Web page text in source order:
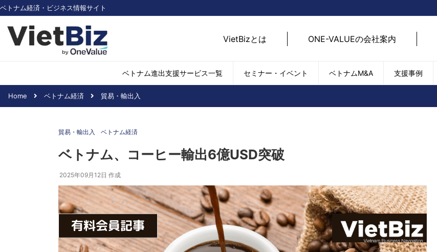
ベトナム経済・ビジネス情報サイト
VietBizとは ONE-VALUEの会社案内
ベトナム進出支援サービス一覧 セミナー・イベント ベトナムM&A 支援事例
日用消費・小売
デジタル経済・IT
物流・倉庫
アパレル
加工食品
化学・素材
Home ベトナム経済 貿易・輸出入
貿易・輸出入 ベトナム経済
ベトナム、コーヒー輸出6億USD突破
2025年09月12日 作成